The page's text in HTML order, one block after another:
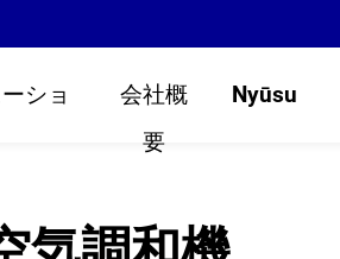
ショ
会社概
要
Nyūsu